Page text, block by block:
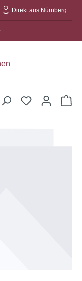
Direkt aus Nürnberg